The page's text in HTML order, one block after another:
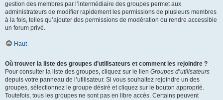
gestion des membres par l’intermédiaire des groupes permet aux
administrateurs de modifier rapidement les permissions de plusieurs membres
à la fois, telles qu’ajouter des permissions de modération ou rendre accessible
un forum privé.
Haut
Où trouver la liste des groupes d’utilisateurs et comment les rejoindre ?
Pour consulter la liste des groupes, cliquez sur le lien Groupes d’utilisateurs
depuis votre panneau de l’utilisateur. Si vous souhaitez rejoindre un des
groupes, sélectionnez le groupe désiré et cliquez sur le bouton approprié.
Toutefois, tous les groupes ne sont pas en libre accès. Certains peuvent